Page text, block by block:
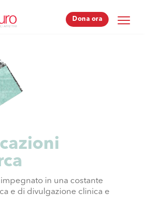
Dona ora
Dona ora
impegnato in una costante
e di divulgazione clinica e